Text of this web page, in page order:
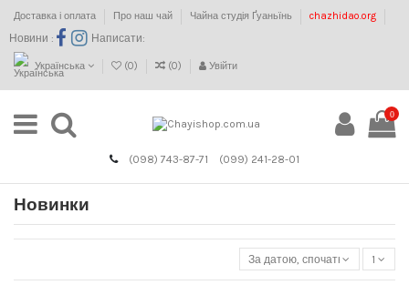
Доставка і оплата Про наш чай Чайна студія Ґуаньїнь chazhidao.org
Новини : Написати:
Українська (0) (0) Увійти
0
(098) 743-87-71 (099) 241-28-01
Новинки
За датою, спочатку нові 1